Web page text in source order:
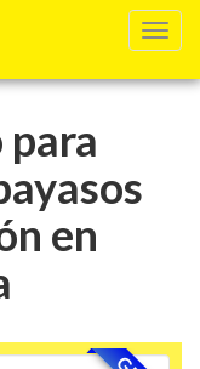
para
en